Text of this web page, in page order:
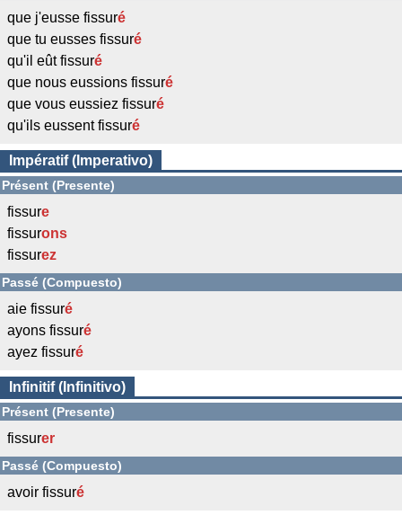
que j'eusse fissuré
que tu eusses fissuré
qu'il eût fissuré
que nous eussions fissuré
que vous eussiez fissuré
qu'ils eussent fissuré
Impératif (Imperativo)
Présent (Presente)
fissure
fissurons
fissurez
Passé (Compuesto)
aie fissuré
ayons fissuré
ayez fissuré
Infinitif (Infinitivo)
Présent (Presente)
fissurer
Passé (Compuesto)
avoir fissuré